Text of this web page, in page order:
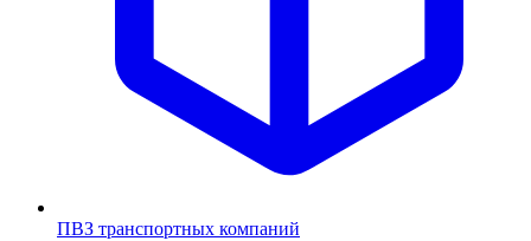
ПВЗ транспортных компаний